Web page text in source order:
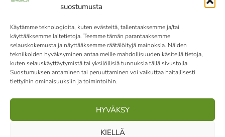
suostumusta
Käytämme teknologioita, kuten evästeitä, tallentaaksemme ja/tai
käyttääksemme laitetietoja. Teemme tämän parantaaksemme
selauskokemusta ja näyttääksemme räätälöityjä mainoksia. Näiden
tekniikoiden hyväksyminen antaa meille mahdollisuuden käsitellä tietoja,
kuten selauskäyttäytymistä tai yksilöllisiä tunnuksia tällä sivustolla.
Suostumuksen antaminen tai peruuttaminen voi vaikuttaa haitallisesti
tiettyihin ominaisuuksiin ja toimintoihin.
HYVÄKSY
KIELLÄ
Siparila Oy | Y-tunnus: 1982051-9 |
Varaslahdentie 1, 40800 Vaajakoski
010 4242 000Vaihde palvelee klo 9-15
Facebook
Instagram
LinkedIn
Pinterest